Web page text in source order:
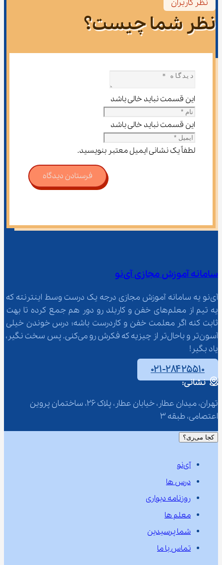
نظر کاربران
نظر شما چیست؟
این قسمت نباید خالی باشد
این قسمت نباید خالی باشد
لطفاً یک نشانی ایمیل معتبر بنویسید.
فرستادن دیدگاه
سامانه آموزش مجازی آی‌نو
آی‌نو یه سامانه آموزش مجازی درجه یک درست وسط اینترنته که
یه تیم از معلم‌‌های خفن و کاربلد رو دور هم جمع کرده تا بهت
ثابت کنه اگر معلمت خفن و کاردرست باشه؛ درس خوندن خیلی
آسون‌تر و باحال‌تر از چیزیه که فکرش رو می‌کنی. پس سخت نگیر،
یاد بگیر!
۰۲۱-۲۸۴۲۵۵۱۰
نشانی:
تهران، میدان عطار، خیابان عطار، پلاک 26، ساختمان پروین
اعتصامی، طبقه 3
کجا می‌ری؟
آی‌نو
درس ها
روزنامه دیواری
معلم ها
شما پرسیدین
تماس با ما